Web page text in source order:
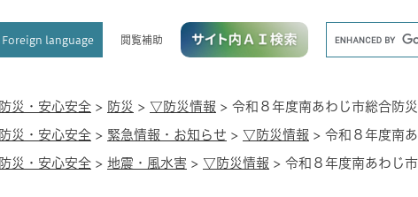
Foreign language 閲覧補助
ド
索
防災・安心安全 > 防災 > ▽防災情報 > 令和８年度南あわじ市総合防
防災・安心安全 > 緊急情報・お知らせ > ▽防災情報 > 令和８年度南
防災・安心安全 > 地震・風水害 > ▽防災情報 > 令和８年度南あわじ